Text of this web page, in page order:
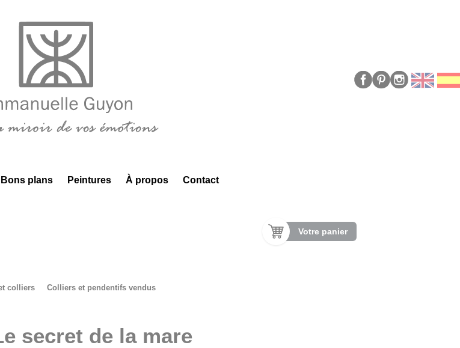
Bons plans Peintures À propos Contact
Votre panier
colliers Colliers et pendentifs vendus
secret de la mare